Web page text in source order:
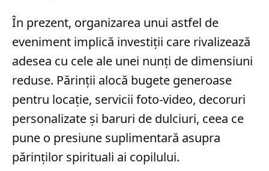
În prezent, organizarea unui astfel de
eveniment implică investiții care rivalizează
adesea cu cele ale unei nunți de dimensiuni
reduse. Părinții alocă bugete generoase
pentru locație, servicii foto-video, decoruri
personalizate și baruri de dulciuri, ceea ce
pune o presiune suplimentară asupra
părinților spirituali ai copilului.